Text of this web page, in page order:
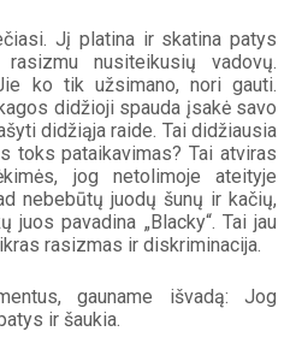
Jį platina ir skatina patys
rasizmu nusiteikusių vadovų.
ko tik užsimano, nori gauti.
didžioji spauda įsakė savo
didžiąja raide. Tai didžiausia
toks pataikavimas? Tai atviras
jog netolimoje ateityje
nebebūtų juodų šunų ir kačių,
juos pavadina „Blacky“. Tai jau
rasizmas ir diskriminacija.
gauname išvadą: Jog
ir šaukia.